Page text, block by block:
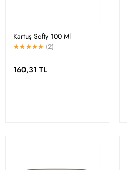
Kartuş Softy 100 Ml
(2)
160,31 TL